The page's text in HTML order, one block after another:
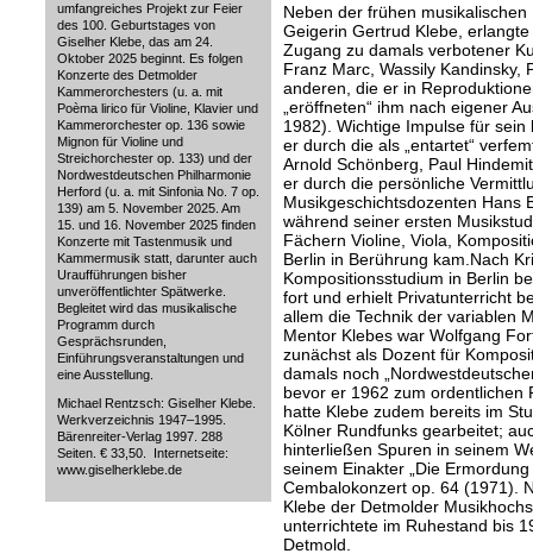
umfangreiches Projekt zur Feier
des 100. Geburtstages von
Giselher Klebe, das am 24.
Oktober 2025 beginnt. Es folgen
Konzerte des Detmolder
Kammerorchesters (u. a. mit
Poèma lirico für Violine, Klavier und
Kammerorchester op. 136 sowie
Mignon für Violine und
Streichorchester op. 133) und der
Nordwestdeutschen Philharmonie
Herford (u. a. mit Sinfonia No. 7 op.
139) am 5. November 2025. Am
15. und 16. November 2025 finden
Konzerte mit Tastenmusik und
Kammermusik statt, darunter auch
Uraufführungen bisher
unveröffentlichter Spätwerke.
Begleitet wird das musikalische
Programm durch
Gesprächsrunden,
Einführungsveranstaltungen und
eine Ausstellung.
Michael Rentzsch: Giselher Klebe.
Werkverzeichnis 1947–1995.
Bärenreiter-Verlag 1997. 288
Seiten. € 33,50. Internetseite:
www.giselherklebe.de
Neben der frühen
Geigerin Gertrud Klebe,
Zugang zu damals verbotener
Franz Marc, Wassily Kandinsky,
anderen, die er in
„eröffneten“ ihm nach eigener
1982). Wichtige Impulse für
er durch die als „entartet“
Arnold Schönberg, Paul
er durch die persönliche
Musikgeschichtsdozenten Hans
während seiner ersten
Fächern Violine, Viola,
Berlin in Berührung kam.Nach
Kompositionsstudium in Berlin
fort und erhielt Privatunterricht
allem die Technik der variablen
Mentor Klebes war Wolfgang
zunächst als Dozent für
damals noch
bevor er 1962 zum ordentlichen
hatte Klebe zudem bereits im
Kölner Rundfunks gearbeitet;
hinterließen Spuren in seinem
seinem Einakter „Die
Cembalokonzert op. 64 (1971).
Klebe der Detmolder
unterrichtete im Ruhestand bis
Detmold.